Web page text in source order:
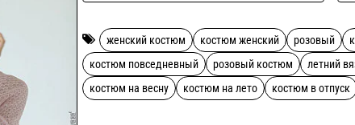
женский костюм костюм женский розовый
костюм повседневный
розовый костюм летний
костюм на весну
костюм на лето костюм в отпуск